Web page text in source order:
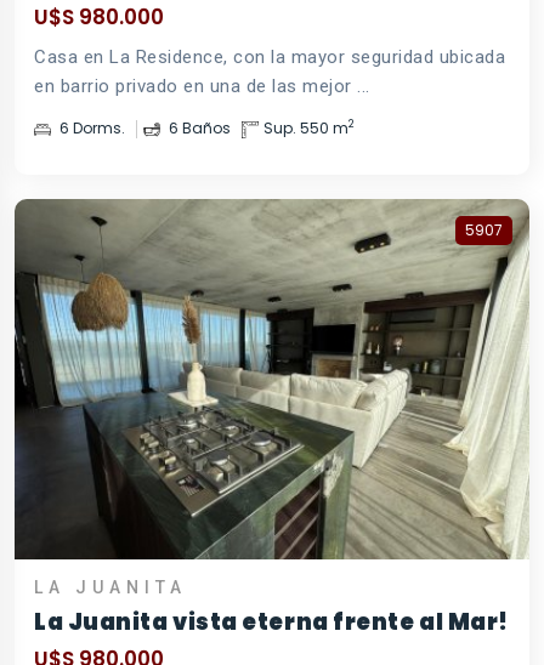
U$S 980.000
Casa en La Residence, con la mayor seguridad ubicada
en barrio privado en una de las mejor ...
6 Dorms. 6 Baños Sup. 550 m2
5907
LA JUANITA
La Juanita vista eterna frente al Mar!
U$S 980.000